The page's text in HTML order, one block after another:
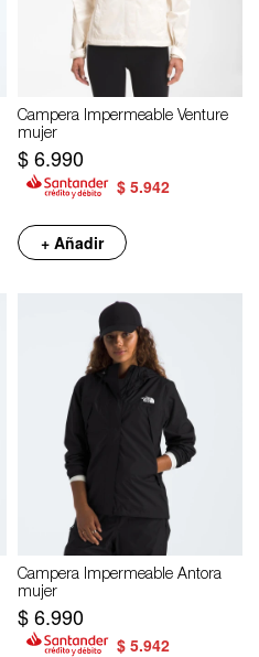
Campera Impermeable Venture
mujer
$6.990
$ 5.942
+ Añadir
Campera Impermeable Antora
mujer
$6.990
$ 5.942